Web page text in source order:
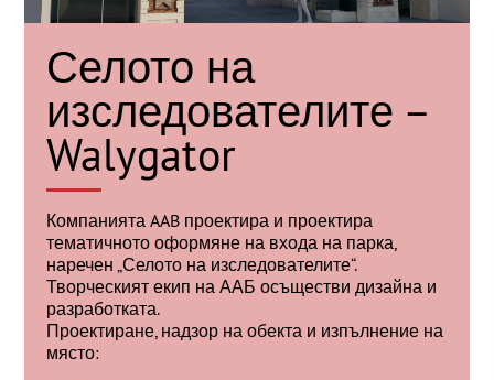
Селото на
изследователите –
Walygator
Компанията AAB проектира и проектира
тематичното оформяне на входа на парка,
наречен „Селото на изследователите“.
Творческият екип на ААБ осъществи дизайна и
разработката.
Проектиране, надзор на обекта и изпълнение на
място: